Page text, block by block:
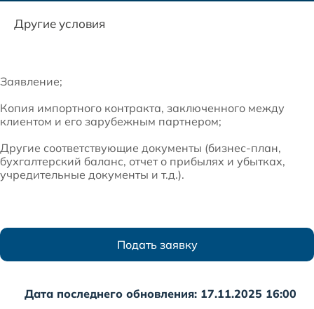
Другие условия
Заявление;
Копия импортного контракта, заключенного между
клиентом и его зарубежным партнером;
Другие соответствующие документы (бизнес-план,
бухгалтерский баланс, отчет о прибылях и убытках,
учредительные документы и т.д.).
Подать заявку
Дата последнего обновления: 17.11.2025 16:00